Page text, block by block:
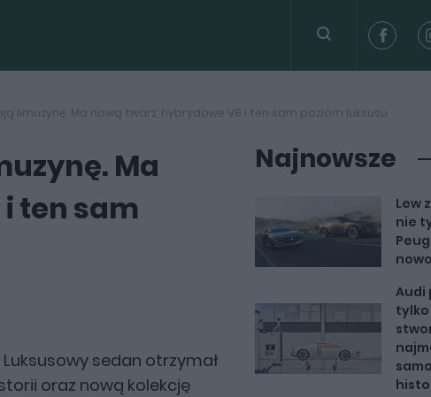
limuzynę. Ma nową twarz, hybrydowe V8 i ten sam poziom luksusu
Ma
ten sam
sedan otrzymał
oraz nową kolekcję
Najnowsze
Lew
nie
Audi
tylko